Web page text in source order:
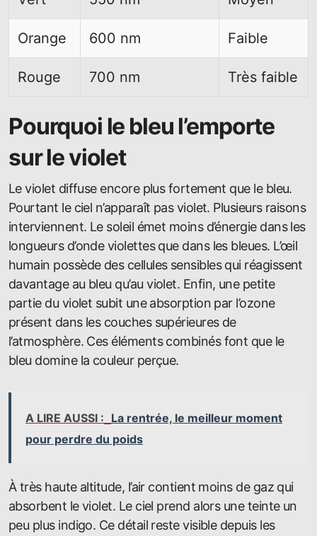
Orange 600 nm Faible
Rouge 700 nm Très faible
Pourquoi le bleu l’emporte
sur le violet
Le violet diffuse encore plus fortement que le bleu.
Pourtant le ciel n’apparaît pas violet. Plusieurs raisons
interviennent. Le soleil émet moins d’énergie dans les
longueurs d’onde violettes que dans les bleues. L’œil
humain possède des cellules sensibles qui réagissent
davantage au bleu qu’au violet. Enfin, une petite
partie du violet subit une absorption par l’ozone
présent dans les couches supérieures de
l’atmosphère. Ces éléments combinés font que le
bleu domine la couleur perçue.
A LIRE AUSSI : La rentrée, le meilleur moment
pour perdre du poids
À très haute altitude, l’air contient moins de gaz qui
absorbent le violet. Le ciel prend alors une teinte un
peu plus indigo. Ce détail reste visible depuis les